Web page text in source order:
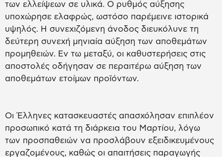
των ελλείψεων σε υλικά. Ο ρυθμός αύξησης
υποχώρησε ελαφρώς, ωστόσο παρέμεινε ιστορικά
υψηλός. Η συνεχιζόμενη άνοδος διευκόλυνε τη
δεύτερη συνεχή μηνιαία αύξηση των αποθεμάτων
προμηθειών. Εν τω μεταξύ, οι καθυστερήσεις στις
αποστολές οδήγησαν σε περαιτέρω αύξηση των
αποθεμάτων ετοίμων προϊόντων.
Οι Έλληνες κατασκευαστές απασχόλησαν επιπλέον
προσωπικό κατά τη διάρκεια του Μαρτίου, λόγω
των προσπαθειών να προσλάβουν εξειδικευμένους
εργαζομένους, καθώς οι απαιτήσεις παραγωγής